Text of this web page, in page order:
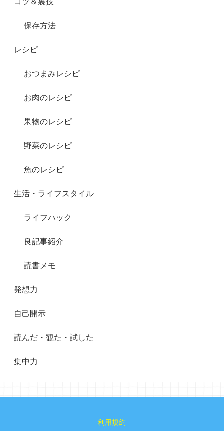
コツ＆裏技
保存方法
レシピ
おつまみレシピ
お肉のレシピ
果物のレシピ
野菜のレシピ
魚のレシピ
生活・ライフスタイル
ライフハック
良記事紹介
読書メモ
発想力
自己開示
読んだ・観た・試した
集中力
利用規約